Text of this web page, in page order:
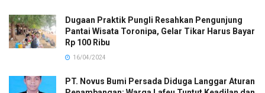
Dugaan Praktik Pungli Resahkan Pengunjung
Pantai Wisata Toronipa, Gelar Tikar Harus Bayar
Rp 100 Ribu
16/04/2024
PT. Novus Bumi Persada Diduga Langgar Aturan